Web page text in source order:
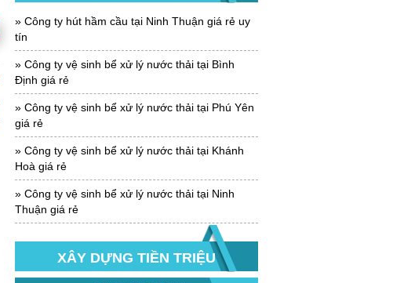
Công ty hút hầm cầu tại Ninh Thuận giá rẻ uy
tín
Công ty vệ sinh bể xử lý nước thải tại Bình
Định giá rẻ
Công ty vệ sinh bể xử lý nước thải tại Phú Yên
giá rẻ
Công ty vệ sinh bể xử lý nước thải tại Khánh
Hoà giá rẻ
Công ty vệ sinh bể xử lý nước thải tại Ninh
Thuận giá rẻ
XÂY DỰNG TIỀN TRIỆU